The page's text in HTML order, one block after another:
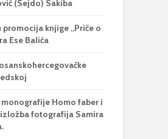
(Sejdo) Sakiba
promocija knjige „Priče o
Ese Balića
Homo faber i
fotografija Samira